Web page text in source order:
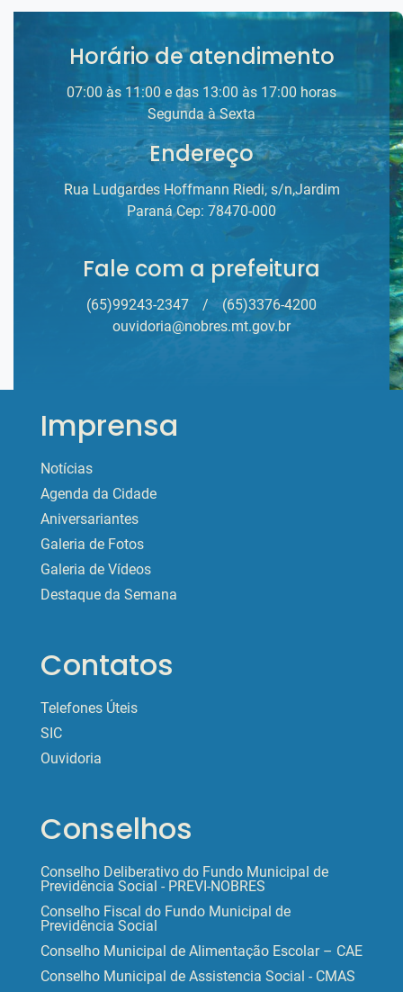
Horário de atendimento
07:00 às 11:00 e das 13:00 às 17:00 horas
Segunda à Sexta
Endereço
Rua Ludgardes Hoffmann Riedi, s/n,Jardim
Paraná Cep: 78470-000
Fale com a prefeitura
(65)99243-2347 /
(65)3376-4200
ouvidoria@nobres.mt.gov.br
Imprensa
Notícias
Agenda da Cidade
Aniversariantes
Galeria de Fotos
Galeria de Vídeos
Destaque da Semana
Contatos
Telefones Úteis
SIC
Ouvidoria
Conselhos
Conselho Deliberativo do Fundo Municipal de
Previdência Social - PREVI-NOBRES
Conselho Fiscal do Fundo Municipal de
Previdência Social
Conselho Municipal de Alimentação Escolar – CAE
Conselho Municipal de Assistencia Social - CMAS